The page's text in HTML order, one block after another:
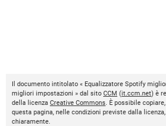
Il documento intitolato « Equalizzatore Spotify
migliori impostazioni » dal sito CCM (it.ccm.net) è
della licenza Creative Commons. È possibile
questa pagina, nelle condizioni previste dalla
chiaramente.